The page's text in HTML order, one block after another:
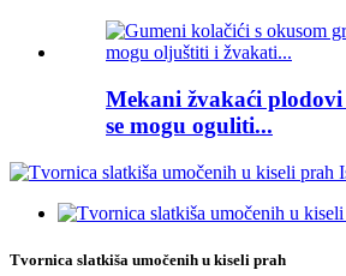
Mekani žvakaći
se mogu oguliti...
Tvornica slatkiša umočenih u kiseli prah